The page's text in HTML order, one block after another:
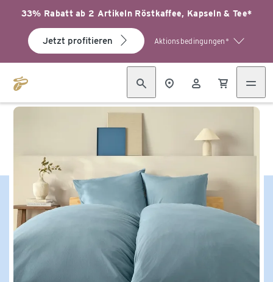
33% Rabatt ab 2 Artikeln Röstkaffee, Kapseln & Tee*
Jetzt profitieren Aktionsbedingungen*